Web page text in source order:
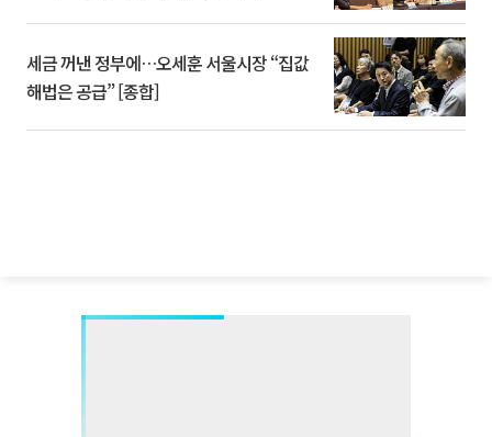
세금 꺼낸 정부에…오세훈 서울시장 “집값
해법은 공급” [종합]